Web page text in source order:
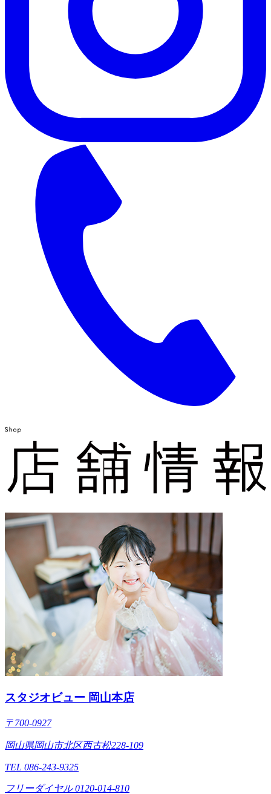
スタジオビュー 岡山本店
〒700-0927
岡山県岡山市北区西古松228-109
TEL 086-243-9325
フリーダイヤル 0120-014-810